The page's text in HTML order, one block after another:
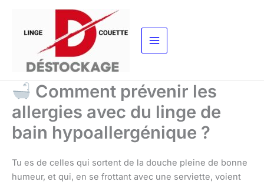
contenu
Comment prévenir les
allergies avec du linge de
bain hypoallergénique ?
Tu es de celles qui sortent de la douche pleine de bonne
humeur, et qui, en se frottant avec une serviette, voient